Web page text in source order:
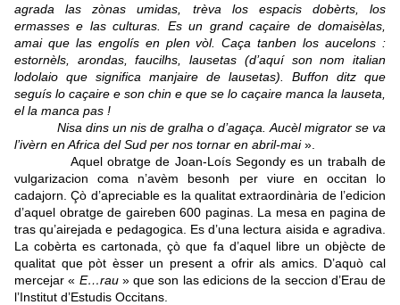
agrada las zònas umidas, trèva los espacis dobèrts, los
ermasses e las culturas. Es un grand caçaire de domaisèlas,
amai que las engolís en plen vòl. Caça tanben los aucelons :
estornèls, arondas, faucilhs, lausetas (d’aquí son nom italian
lodolaio que significa manjaire de lausetas). Buffon ditz que
seguís lo caçaire e son chin e que se lo caçaire manca la lauseta,
el la manca pas !
Nisa dins un nis de gralha o d’agaça. Aucèl migrator se va
l’ivèrn en Africa del Sud per nos tornar en abril-mai».
Aquel obratge de Joan-Loís Segondy es un trabalh de
vulgarizacion coma n’avèm besonh per viure en occitan lo
cadajorn. Çò d’apreciable es la qualitat extraordinària de l’edicion
d’aquel obratge de gaireben 600 paginas. La mesa en pagina de
tras qu’airejada e pedagogica. Es d’una lectura aisida e agradiva.
La cobèrta es cartonada, çò que fa d’aquel libre un objècte de
qualitat que pòt èsser un present a ofrir als amics. D’aquò cal
mercejar « E…rau» que son las edicions de la seccion d’Erau de
l’Institut d’Estudis Occitans.